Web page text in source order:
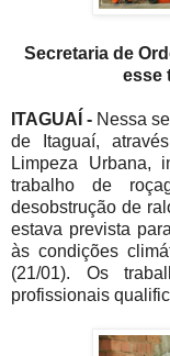
Secretaria de
esse
ITAGUAÍ - Nessa
de Itaguaí,
Limpeza Urbana,
trabalho de
desobstrução de
estava prevista
às condições
(21/01). Os
profissionais